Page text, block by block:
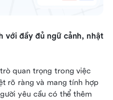
với đầy đủ ngữ cảnh, nhật
quan trọng trong việc
rõ ràng và mang tính hợp
yêu cầu có thể thêm